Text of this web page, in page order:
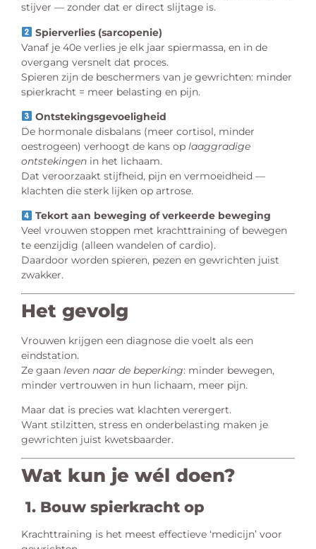
stijver — zonder dat er direct slijtage is.
Spierverlies (sarcopenie)
Vanaf je 40e verlies je elk jaar spiermassa, en in de
overgang versnelt dat proces.
Spieren zijn de beschermers van je gewrichten: minder
spierkracht = meer belasting en pijn.
Ontstekingsgevoeligheid
De hormonale disbalans (meer cortisol, minder
oestrogeen) verhoogt de kans op laaggradige
ontstekingen in het lichaam.
Dat veroorzaakt stijfheid, pijn en vermoeidheid —
klachten die sterk lijken op artrose.
Tekort aan beweging of verkeerde beweging
Veel vrouwen stoppen met krachttraining of bewegen
te eenzijdig (alleen wandelen of cardio).
Daardoor worden spieren, pezen en gewrichten juist
zwakker.
Het gevolg
Vrouwen krijgen een diagnose die voelt als een
eindstation.
Ze gaan leven naar de beperking: minder bewegen,
minder vertrouwen in hun lichaam, meer pijn.
Maar dat is precies wat klachten verergert.
Want stilzitten, stress en onderbelasting maken je
gewrichten juist kwetsbaarder.
Wat kun je wél doen?
1. Bouw spierkracht op
Krachttraining is het meest effectieve ‘medicijn’ voor